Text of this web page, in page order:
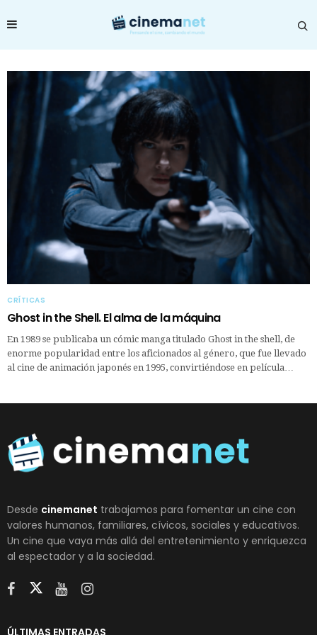
CRÍTICAS
Ghost in the Shell. El alma de la máquina
En 1989 se publicaba un cómic manga titulado Ghost in the shell, de
enorme popularidad entre los aficionados al género, que fue llevado
al cine de animación japonés en 1995, convirtiéndose en película…
Desde cinemanet trabajamos para fomentar un cine con
valores humanos, familiares, cívicos, sociales y educativos.
Un cine que vaya más allá del entretenimiento y enriquezca
al espectador y a la sociedad.
ÚLTIMAS ENTRADAS